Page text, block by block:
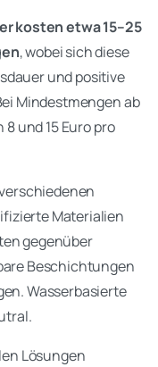
kosten etwa 15–25
, wobei sich diese
und positive
Mindestmengen ab
und 15 Euro pro
Materialien
gegenüber
Beschichtungen
Wasserbasierte
Lösungen